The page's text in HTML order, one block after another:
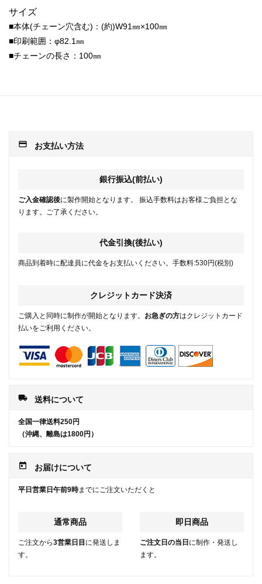
サイズ
■本体(チェーン穴含む)：(約)W91㎜×100㎜
■印刷範囲：φ82.1㎜
■チェーンの長さ：100㎜
payment お支払い方法
銀行振込(前払い)
ご入金確認後に製作開始となります。 振込手数料はお客様ご負担とな
ります。ご了承ください。
代金引換(後払い)
商品到着時に配達員に代金をお支払いください。手数料:530円(税別)
クレジットカード決済
ご購入と同時に制作が開始となります。 お急ぎの方はクレジットカード
払いをご利用ください。
local_shipping 送料について
全国一律送料250円
（沖縄、離島は1800円）
today お届けについて
平日営業日午前9時までにご注文いただくと
通常商品
ご注文から3営業日目 に発送しま
す。
即日商品
ご注文日の当日 に制作・発送し
ます。